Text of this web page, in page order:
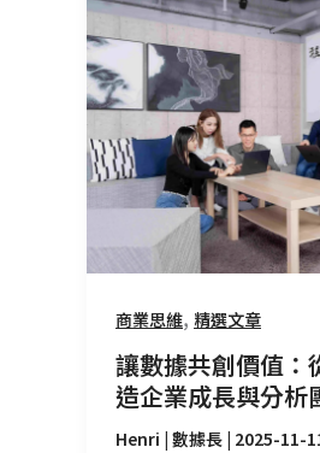
商業思維, 精選文章
讓數據共創價值：
造企業成長與分析
Henri | 數據長 | 2025-11-
數
據
共
創
價
值：
從
援
合
作，
打